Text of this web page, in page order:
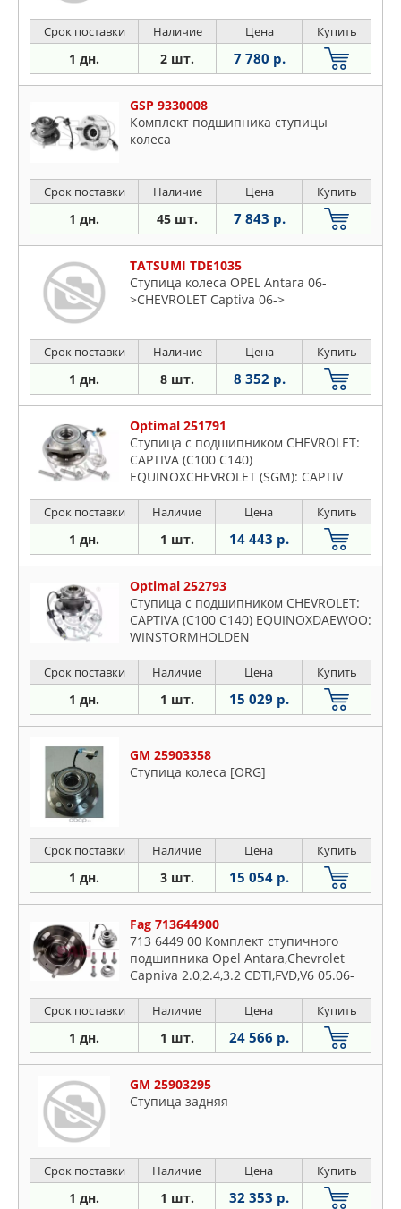
Срок поставки Наличие Цена Купить
1 дн. 2 шт. 7 780 р.
GSP 9330008
Комплект подшипника ступицы
колеса
Срок поставки Наличие Цена Купить
1 дн. 45 шт. 7 843 р.
TATSUMI TDE1035
Ступица колеса OPEL Antara 06-
>CHEVROLET Captiva 06->
Срок поставки Наличие Цена Купить
1 дн. 8 шт. 8 352 р.
Optimal 251791
Ступица с подшипником CHEVROLET:
CAPTIVA (C100 C140)
EQUINOXCHEVROLET (SGM): CAPTIV
Срок поставки Наличие Цена Купить
1 дн. 1 шт. 14 443 р.
Optimal 252793
Ступица с подшипником CHEVROLET:
CAPTIVA (C100 C140) EQUINOXDAEWOO:
WINSTORMHOLDEN
Срок поставки Наличие Цена Купить
1 дн. 1 шт. 15 029 р.
GM 25903358
Ступица колеса [ORG]
Срок поставки Наличие Цена Купить
1 дн. 3 шт. 15 054 р.
Fag 713644900
713 6449 00 Комплект ступичного
подшипника Opel Antara,Chevrolet
Capniva 2.0,2.4,3.2 CDTI,FVD,V6 05.06-
Срок поставки Наличие Цена Купить
1 дн. 1 шт. 24 566 р.
GM 25903295
Ступица задняя
Срок поставки Наличие Цена Купить
1 дн. 1 шт. 32 353 р.